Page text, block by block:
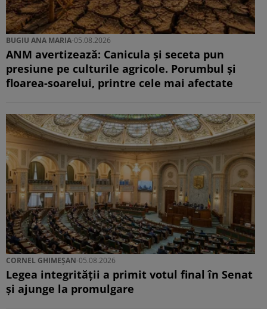
BUGIU ⁠ANA MARIA-05.08.2026
ANM avertizează: Canicula și seceta pun
presiune pe culturile agricole. Porumbul și
floarea-soarelui, printre cele mai afectate
CORNEL GHIMEȘAN-05.08.2026
Legea integrității a primit votul final în Senat
și ajunge la promulgare